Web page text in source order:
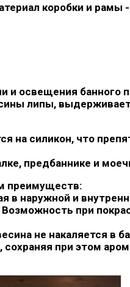
коробки и рамы
и освещения банного
липы,
на силикон, что
предбаннике и
преимуществ:
в наружной и
Возможность при
не накаляется в
при этом